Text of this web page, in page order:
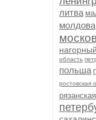
литва
молдова
область
польша
ростовская